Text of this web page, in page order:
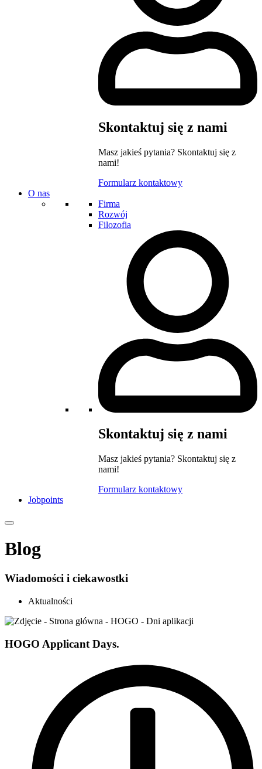
Skontaktuj się z nami
Masz jakieś pytania? Skontaktuj się z
nami!
Formularz kontaktowy
O nas
Firma
Rozwój
Filozofia
Skontaktuj się z nami
Masz jakieś pytania? Skontaktuj się z
nami!
Formularz kontaktowy
Jobpoints
Blog
Wiadomości i ciekawostki
Aktualności
HOGO Applicant Days.